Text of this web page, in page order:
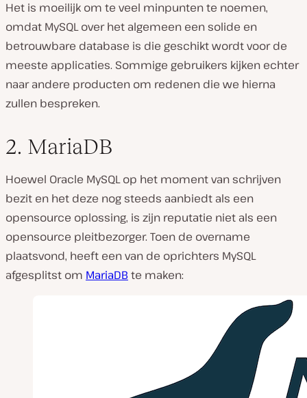
Het is moeilijk om te veel minpunten te noemen,
omdat MySQL over het algemeen een solide en
betrouwbare database is die geschikt wordt voor de
meeste applicaties. Sommige gebruikers kijken echter
naar andere producten om redenen die we hierna
zullen bespreken.
2. MariaDB
Hoewel Oracle MySQL op het moment van schrijven
bezit en het deze nog steeds aanbiedt als een
opensource oplossing, is zijn reputatie niet als een
opensource pleitbezorger. Toen de overname
plaatsvond, heeft een van de oprichters MySQL
afgesplitst om MariaDB te maken: